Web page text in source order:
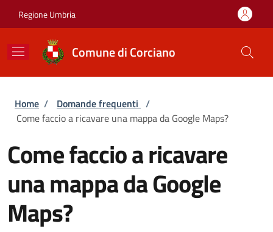
Regione Umbria
Comune di Corciano
Briciole di pane
Home / Domande frequenti /
Come faccio a ricavare una mappa da Google Maps?
Come faccio a ricavare
una mappa da Google
Maps?